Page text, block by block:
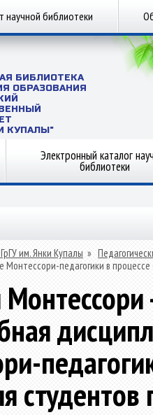
научной библиотеки
БИБЛИОТЕКА
ОБРАЗОВАНИЯ
КУПАЛЫ"
Электронный каталог
библиотеки
им. Янки Купалы »
Монтессори-педагогики в
студентов